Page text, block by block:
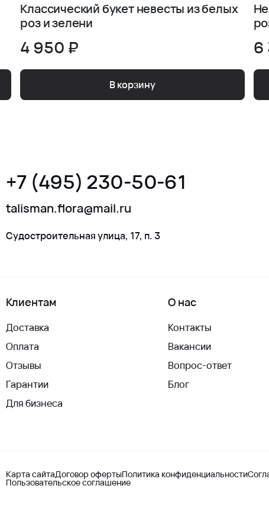
Классический букет невесты из белых
роз и зелени
4 950 ₽
В корзину
6
+7 (495) 230-50-61
talisman.flora@mail.ru
Судостроительная улица, 17, п. 3
Клиентам
Доставка
Оплата
Отзывы
Гарантии
Для бизнеса
О нас
Контакты
Вакансии
Вопрос-ответ
Блог
Карта сайтаДоговор офертыПолитика конфиденциальности
Пользовательское соглашение